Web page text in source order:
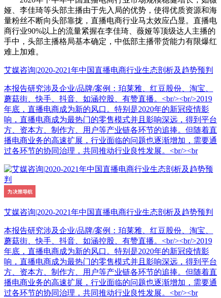
娅、李佳琦等头部主播由于先入局的优势，使得优质资源和海
量粉丝不断向头部靠拢，直播电商行业马太效应凸显。直播电
商行业90%以上的流量紧握在李佳琦、薇娅等顶级达人主播的
手中，头部主播格局基本确定，中低部主播带货能力有限爆红
难上加难。
艾媒咨询|2020-2021年中国直播电商行业生态剖析及趋势预判
本报告研究涉及企业/品牌/案例：珀莱雅、红豆股份、淘宝、
蘑菇街、快手、抖音、如涵控股、有赞直播。<br/><br/>2019
年底，直播电商成为新的风口。特别是2020年的新冠疫情影
响，直播电商成为最热门的零售模式并且影响深远，得到平台
方、资本方、制作方、用户等产业链各环节的追捧。但随着直
播电商业务的高速扩展，行业面临的问题也逐渐增加，需要通
过各环节的协同治理，共同推动行业良性发展。<br/><br
艾媒咨询|2020-2021年中国直播电商行业生态剖析及趋势预判
本报告研究涉及企业/品牌/案例：珀莱雅、红豆股份、淘宝、
蘑菇街、快手、抖音、如涵控股、有赞直播。<br/><br/>2019
年底，直播电商成为新的风口。特别是2020年的新冠疫情影
响，直播电商成为最热门的零售模式并且影响深远，得到平台
方、资本方、制作方、用户等产业链各环节的追捧。但随着直
播电商业务的高速扩展，行业面临的问题也逐渐增加，需要通
过各环节的协同治理，共同推动行业良性发展。<br/><br